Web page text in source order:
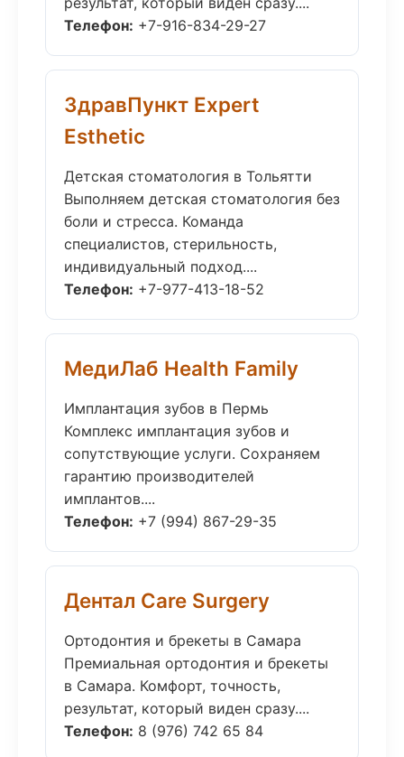
Телефон: +7-916-834-29-27
ЗдравПункт Expert
Esthetic
Детская стоматология в Тольятти
Выполняем детская стоматология без
боли и стресса. Команда
специалистов, стерильность,
индивидуальный подход....
Телефон: +7-977-413-18-52
МедиЛаб Health Family
Имплантация зубов в Пермь
Комплекс имплантация зубов и
сопутствующие услуги. Сохраняем
гарантию производителей
имплантов....
Телефон: +7 (994) 867-29-35
Дентал Care Surgery
Ортодонтия и брекеты в Самара
Премиальная ортодонтия и брекеты
в Самара. Комфорт, точность,
результат, который виден сразу....
Телефон: 8 (976) 742 65 84